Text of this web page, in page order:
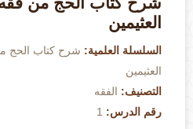
العثيمين
السلسلة العلمية:شرح كتاب الحج من
العثيمين
التصنيف:الفقه
رقم الدرس:1